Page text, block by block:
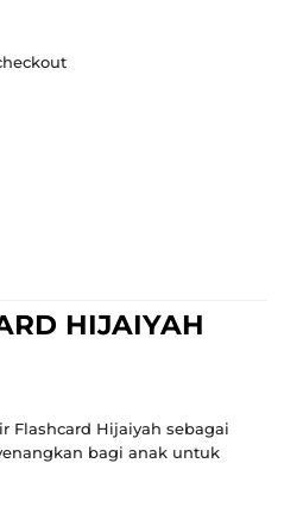
HIJAIYAH
Hijaiyah sebagai
bagi anak untuk